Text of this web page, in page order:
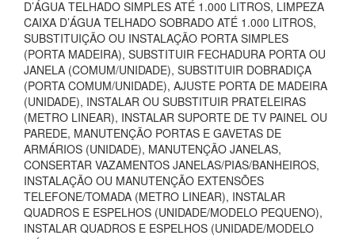
D’ÁGUA TELHADO SIMPLES ATÉ 1.000 LITROS, LIMPEZA
CAIXA D’ÁGUA TELHADO SOBRADO ATÉ 1.000 LITROS,
SUBSTITUIÇÃO OU INSTALAÇÃO PORTA SIMPLES
(PORTA MADEIRA), SUBSTITUIR FECHADURA PORTA OU
JANELA (COMUM/UNIDADE), SUBSTITUIR DOBRADIÇA
(PORTA COMUM/UNIDADE), AJUSTE PORTA DE MADEIRA
(UNIDADE), INSTALAR OU SUBSTITUIR PRATELEIRAS
(METRO LINEAR), INSTALAR SUPORTE DE TV PAINEL OU
PAREDE, MANUTENÇÃO PORTAS E GAVETAS DE
ARMÁRIOS (UNIDADE), MANUTENÇÃO JANELAS,
CONSERTAR VAZAMENTOS JANELAS/PIAS/BANHEIROS,
INSTALAÇÃO OU MANUTENÇÃO EXTENSÕES
TELEFONE/TOMADA (METRO LINEAR), INSTALAR
QUADROS E ESPELHOS (UNIDADE/MODELO PEQUENO),
INSTALAR QUADROS E ESPELHOS (UNIDADE/MODELO